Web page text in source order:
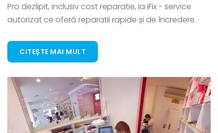
Pro dezlipit, inclusiv cost reparatie, la iFix - service
autorizat ce oferă reparatii rapide și de încredere.
CITEȘTE MAI MULT